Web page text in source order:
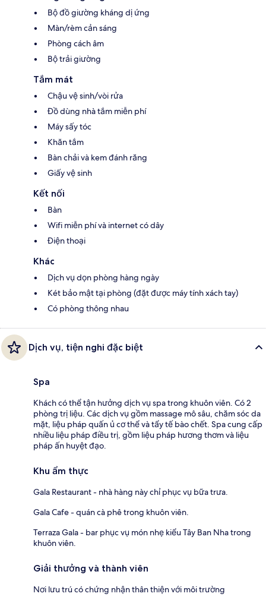
Bộ đồ giường kháng dị ứng
Màn/rèm cản sáng
Phòng cách âm
Bộ trải giường
Tắm mát
Chậu vệ sinh/vòi rửa
Đồ dùng nhà tắm miễn phí
Máy sấy tóc
Khăn tắm
Bàn chải và kem đánh răng
Giấy vệ sinh
Kết nối
Bàn
Wifi miễn phí và internet có dây
Điện thoại
Khác
Dịch vụ dọn phòng hàng ngày
Két bảo mật tại phòng (đặt được máy tính xách tay)
Có phòng thông nhau
Dịch vụ, tiện nghi đặc biệt
Spa
Khách có thể tận hưởng dịch vụ spa trong khuôn viên. Có 2
phòng trị liệu. Các dịch vụ gồm massage mô sâu, chăm sóc da
mặt, liệu pháp quấn ủ cơ thể và tẩy tế bào chết. Spa cung cấp
nhiều liệu pháp điều trị, gồm liệu pháp hương thơm và liệu
pháp ấn huyệt đạo.
Khu ẩm thực
Gala Restaurant - nhà hàng này chỉ phục vụ bữa trưa.
Gala Cafe - quán cà phê trong khuôn viên.
Terraza Gala - bar phục vụ món nhẹ kiểu Tây Ban Nha trong
khuôn viên.
Giải thưởng và thành viên
Nơi lưu trú có chứng nhận thân thiện với môi trường